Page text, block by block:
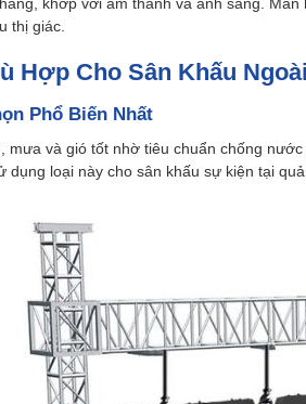
khớp với âm thanh và ánh sáng.
thị giác.
Hợp Cho Sân Khấu
Phổ Biến Nhất
và gió tốt nhờ tiêu chuẩn chống
dụng loại này cho sân khấu sự kiện tại